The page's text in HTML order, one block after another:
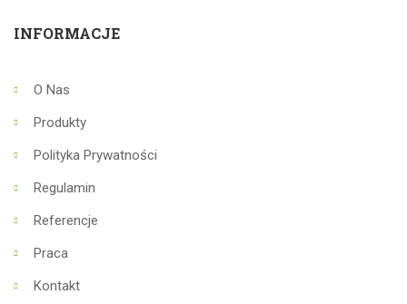
INFORMACJE
O Nas
Produkty
Polityka Prywatności
Regulamin
Referencje
Praca
Kontakt